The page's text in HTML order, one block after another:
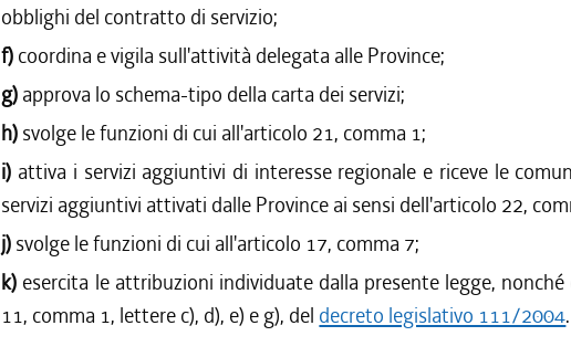
obblighi del contratto di servizio;
f) coordina e vigila sull'attività delegata alle Province;
g) approva lo schema-tipo della carta dei servizi;
h) svolge le funzioni di cui all'articolo 21, comma 1;
i) attiva i servizi aggiuntivi di interesse regionale e riceve le
servizi aggiuntivi attivati dalle Province ai sensi dell'articolo 22,
j) svolge le funzioni di cui all'articolo 17, comma 7;
k) esercita le attribuzioni individuate dalla presente legge,
11, comma 1, lettere c), d), e) e g), del decreto legislativo 111/2004.